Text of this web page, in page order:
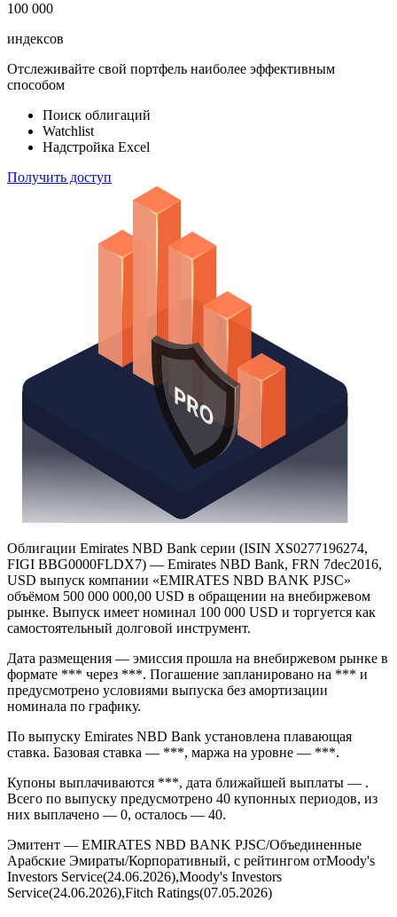
100 000
индексов
Отслеживайте свой портфель наиболее эффективным
способом
Поиск облигаций
Watchlist
Надстройка Excel
Получить доступ
Облигации Emirates NBD Bank серии (ISIN XS0277196274,
FIGI BBG0000FLDX7) — Emirates NBD Bank, FRN 7dec2016,
USD выпуск компании «EMIRATES NBD BANK PJSC»
объёмом 500 000 000,00 USD в обращении на внебиржевом
рынке. Выпуск имеет номинал 100 000 USD и торгуется как
самостоятельный долговой инструмент.
Дата размещения — эмиссия прошла на внебиржевом рынке в
формате *** через ***. Погашение запланировано на *** и
предусмотрено условиями выпуска без амортизации
номинала по графику.
По выпуску Emirates NBD Bank установлена плавающая
ставка. Базовая ставка — ***, маржа на уровне — ***.
Купоны выплачиваются ***, дата ближайшей выплаты — .
Всего по выпуску предусмотрено 40 купонных периодов, из
них выплачено — 0, осталось — 40.
Эмитент — EMIRATES NBD BANK PJSC/Объединенные
Арабские Эмираты/Корпоративный, с рейтингом отMoody's
Investors Service(24.06.2026),Moody's Investors
Service(24.06.2026),Fitch Ratings(07.05.2026)